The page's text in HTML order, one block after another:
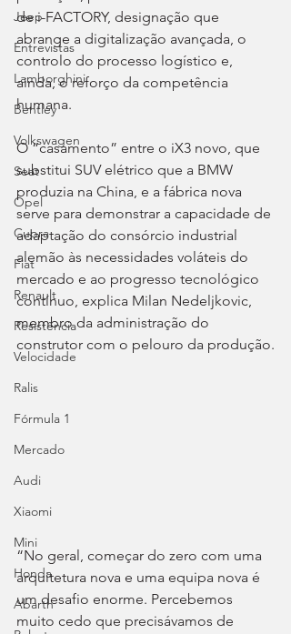
Jeep
Entrevistas
Lamborghini
Bentley
Volkswagen
Seat
Opel
Cupra
Fiat
Renault
Resistência
Velocidade
Ralis
Fórmula 1
Mercado
Audi
Xiaomi
Mini
Honda
Abarth
de i-FACTORY, designação que
abrange a digitalização avançada, o
controlo do processo logístico e,
ainda, o reforço da competência
humana.
O “casamento” entre o iX3 novo, que
substitui SUV elétrico que a BMW
produzia na China, e a fábrica nova
serve para demonstrar a capacidade de
adaptação do consórcio industrial
alemão às necessidades voláteis do
mercado e ao progresso tecnológico
contínuo, explica Milan Nedeljkovic,
membro da administração do
construtor com o pelouro da produção.
“No geral, começar do zero com uma
arquitetura nova e uma equipa nova é
um desafio enorme. Percebemos
muito cedo que precisávamos de